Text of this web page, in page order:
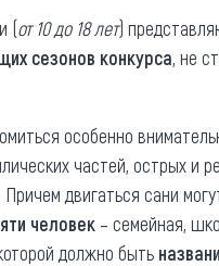
(от 10 до 18 лет)
сезонов конкурса, не
особенно
частей, острых и
двигаться сани
человек – семейная,
должно быть